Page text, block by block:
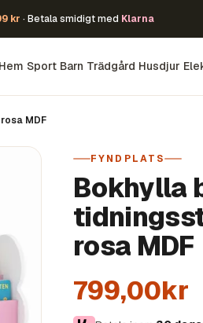
kr · Betala smidigt med Klarna
Hem Sport Barn Trädgård Husdjur
MDF
FYNDPLATS
Bokhylla
rosa MDF
799,00kr